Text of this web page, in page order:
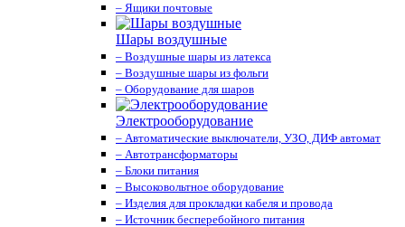
– Ящики почтовые
Шары воздушные
– Воздушные шары из латекса
– Воздушные шары из фольги
– Оборудование для шаров
Электрооборудование
– Автоматические выключатели, УЗО, ДИФ автомат
– Автотрансформаторы
– Блоки питания
– Высоковольтное оборудование
– Изделия для прокладки кабеля и провода
– Источник бесперебойного питания